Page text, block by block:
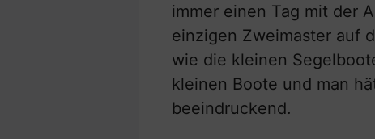
immer einen Tag mit der
einzigen Zweimaster auf
wie die kleinen
kleinen Boote und man
beeindruckend.